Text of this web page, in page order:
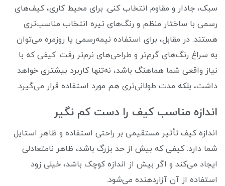
سبک، جادار و مقاوم انتخاب کنی. برای محیط کاری، کیف‌های
رسمی با ساختار منظم و رنگ‌های تیره انتخاب مناسب‌تری
هستند. در مقابل، برای استفاده نیمه‌رسمی یا روزمره می‌توان
به سراغ رنگ‌های گرم‌تر و طراحی‌های نرم‌تر رفت. کیفی که با
نیاز واقعی شما هماهنگ باشد، نه‌تنها کاربرد بیشتری خواهد
داشت، بلکه مدت طولانی‌تری هم مورد استفاده قرار می‌گیرد.
اندازه مناسب کیف را دست کم نگیر
اندازه کیف تأثیر مستقیمی بر راحتی استفاده و ظاهر استایل
شما دارد. کیفی که بیش از حد بزرگ باشد، ظاهر نامتعادلی
ایجاد می‌کند و اگر بیش از اندازه کوچک باشد، خیلی زود
استفاده از آن آزاردهنده می‌شود.